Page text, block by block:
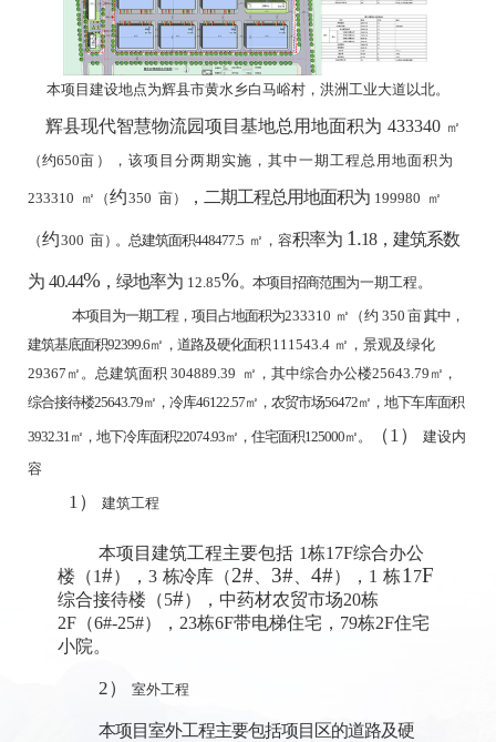
本项目建设地点为辉县市黄水乡白马峪村，洪洲工业大道以北。
辉县现代智慧物流园项目基地总用地面积为 433340 ㎡
（约650亩） ，该项目分两期实施，其中一期工程总用地面积为
233310 ㎡ （约 350 亩） ，二期工程总用地面积为 199980 ㎡
（约 300 亩） 。总建筑面积448477.5 ㎡，容积率为 1.18，建筑系数
为 40.44%，绿地率为 12.85%。本项目招商范围为一期工程。
本项目为一期工程，项目占地面积为233310 ㎡ （约 350 亩其中，
建筑基底面积92399.6㎡ ，道路及硬化面积 111543.4 ㎡， 景观及绿化
29367 ㎡。总建筑面积 304889.39 ㎡，其中综合办公楼25643.79 ㎡，
综合接待楼25643.79㎡，冷库46122.57㎡，农贸市场56472㎡，地下车库面积
3932.31㎡，地下冷库面积22074.93㎡，住宅面积125000㎡。 （1）
建设内
容
1） 建筑工程
本项目建筑工程主要包括 1栋17F综合办公
楼（1#）， 3 栋冷库（2# 3# 4#）， 1 栋 1 7F
综合接待楼 （5#） ，中药材农贸市场20栋
2F （6#-25#）， 23栋6F带电梯住宅， 79栋2F住宅
小院。
2） 室外工程
本项目室外工程主要包括项目区的道路及硬